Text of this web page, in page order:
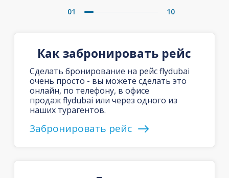
01 10
Как забронировать рейс
Сделать бронирование на рейс flydubai
очень просто - вы можете сделать это
онлайн, по телефону, в офисе
продаж flydubai или через одного из
наших турагентов.
Забронировать рейс